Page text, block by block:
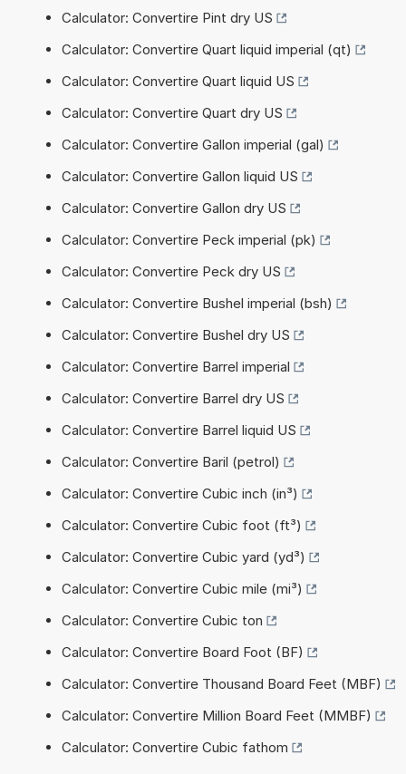
Calculator: Convertire Pint dry US
Calculator: Convertire Quart liquid imperial (qt)
Calculator: Convertire Quart liquid US
Calculator: Convertire Quart dry US
Calculator: Convertire Gallon imperial (gal)
Calculator: Convertire Gallon liquid US
Calculator: Convertire Gallon dry US
Calculator: Convertire Peck imperial (pk)
Calculator: Convertire Peck dry US
Calculator: Convertire Bushel imperial (bsh)
Calculator: Convertire Bushel dry US
Calculator: Convertire Barrel imperial
Calculator: Convertire Barrel dry US
Calculator: Convertire Barrel liquid US
Calculator: Convertire Baril (petrol)
Calculator: Convertire Cubic inch (in³)
Calculator: Convertire Cubic foot (ft³)
Calculator: Convertire Cubic yard (yd³)
Calculator: Convertire Cubic mile (mi³)
Calculator: Convertire Cubic ton
Calculator: Convertire Board Foot (BF)
Calculator: Convertire Thousand Board Feet (MBF)
Calculator: Convertire Million Board Feet (MMBF)
Calculator: Convertire Cubic fathom